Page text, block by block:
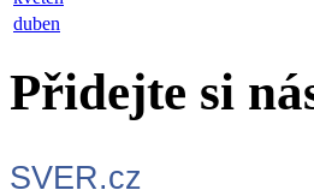
červenec
květen
duben
Přidejte si nás!